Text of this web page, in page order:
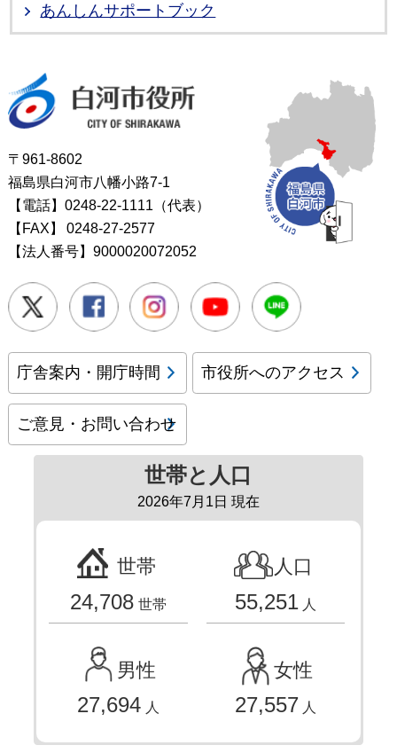
あんしんサポートブック
〒961-8602
福島県白河市八幡小路7-1
【電話】0248-22-1111（代表）
【FAX】
0248-27-2577
【法人番号】9000020072052
Twitter FacebookInstagramYoutube
庁舎案内・開庁時間 市役所へのアクセス
ご意見・お問い合わせ
世帯と人口
2026年7月1日 現在
世帯
24,708 世帯
人口
55,251 人
男性
27,694 人
女性
27,557 人